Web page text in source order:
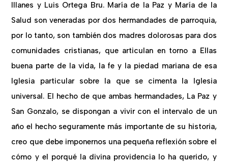
Illanes y Luis Ortega Bru. María de la Paz y María de la
Salud son veneradas por dos hermandades de parroquia,
por lo tanto, son también dos madres dolorosas para dos
comunidades cristianas, que articulan en torno a Ellas
buena parte de la vida, la fe y la piedad mariana de esa
Iglesia particular sobre la que se cimenta la Iglesia
universal. El hecho de que ambas hermandades, La Paz y
San Gonzalo, se dispongan a vivir con el intervalo de un
año el hecho seguramente más importante de su historia,
creo que debe imponernos una pequeña reflexión sobre el
cómo y el porqué la divina providencia lo ha querido, y